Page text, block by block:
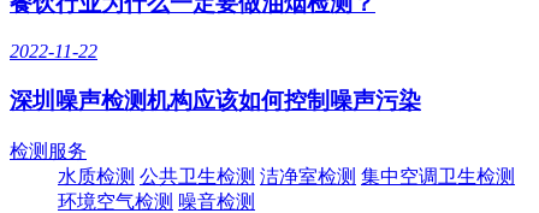
2022-11-22
深圳噪声检测机构应该如何控制噪声污染
检测服务
水质检测 公共卫生检测 洁净室检测 集中空调卫生检测
环境空气检测 噪音检测